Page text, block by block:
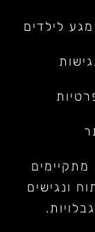
לילדים
מתקיימים
ונגישים